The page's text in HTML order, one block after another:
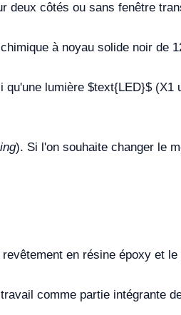
deux côtés ou sans fenêtre
à noyau solide noir de
lumière $text{LED}$(X1
). Si l'on souhaite changer le
en résine époxy et le
comme partie intégrante